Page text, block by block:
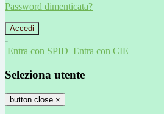
Password dimenticata?
-
Entra con SPID Entra con CIE
Seleziona utente
button close ×